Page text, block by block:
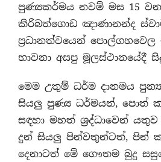
පුණ්‍යකර්මය නවම් මස 15
කිරිබත්ගොඩ ඤාණානන්ද
ප්‍රධානත්වයෙන් පොල්ගහවෙල
භාවනා අසපු මූලස්ථානයේදී
මෙම උතුම් ධර්ම දානමය
සියලු පුණ්‍ය ධර්මයන්, පොත්
සඳහා මහත් ශ්‍රද්ධාවෙන්
දුන් සියලු පින්වතුන්ටත්, පින්
දෙනාටත් මේ ගෞතම බුදු